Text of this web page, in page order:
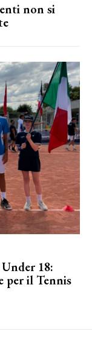
non si
18:
per il Tennis